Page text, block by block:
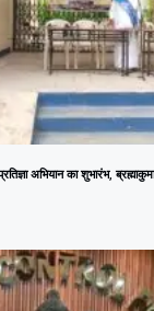
अभियान का शुभारंभ,